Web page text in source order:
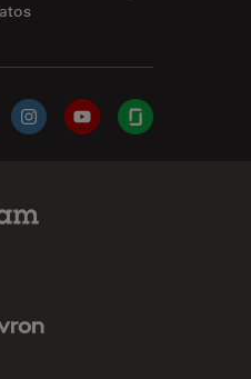
InstagramYouTubeGlassdoor